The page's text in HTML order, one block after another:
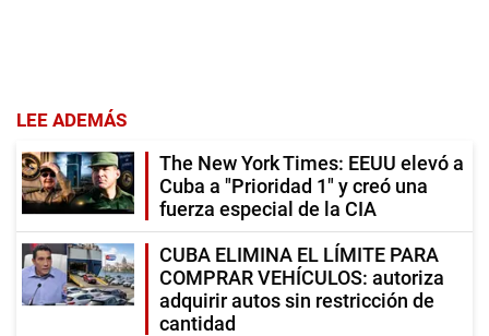
LEE ADEMÁS
The New York Times: EEUU elevó a
Cuba a "Prioridad 1" y creó una
fuerza especial de la CIA
CUBA ELIMINA EL LÍMITE PARA
COMPRAR VEHÍCULOS: autoriza
adquirir autos sin restricción de
cantidad